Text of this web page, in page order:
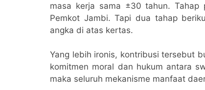
masa kerja sama ±30 tahun. Tahap
Pemkot Jambi. Tapi dua tahap
angka di atas kertas.
Yang lebih ironis, kontribusi tersebut
komitmen moral dan hukum antara
maka seluruh mekanisme manfaat